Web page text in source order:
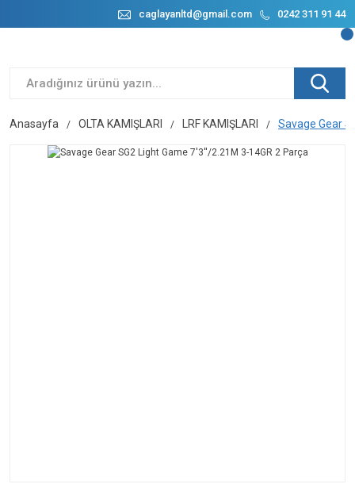
caglayanltd@gmail.com 0242 311 91 44
Anasayfa OLTA KAMIŞLARI LRF KAMIŞLARI Savage Gear